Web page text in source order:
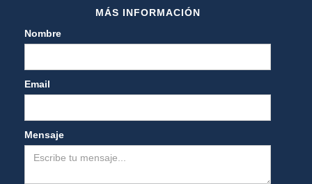
MÁS INFORMACIÓN
Nombre
Email
Mensaje